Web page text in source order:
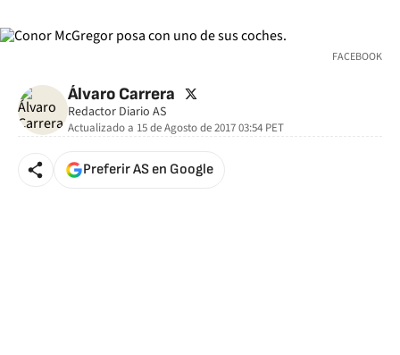
FACEBOOK
Álvaro Carrera twitter
Redactor Diario AS
Actualizado a 15 de Agosto de 2017 03:54 PET
Preferir AS en Google